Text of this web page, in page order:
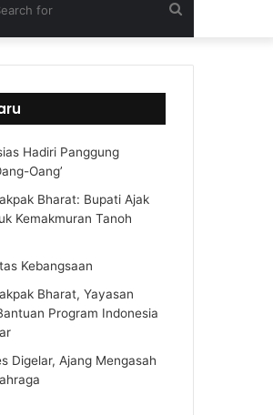
for
Hadiri Panggung
Oang’
Bharat: Bupati Ajak
Kemakmuran Tanoh
Kebangsaan
Bharat, Yayasan
Program Indonesia
Digelar, Ajang Mengasah